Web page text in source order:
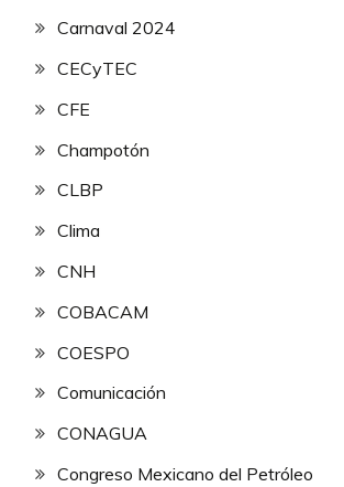
Carnaval 2024
CECyTEC
CFE
Champotón
CLBP
Clima
CNH
COBACAM
COESPO
Comunicación
CONAGUA
Congreso Mexicano del Petróleo